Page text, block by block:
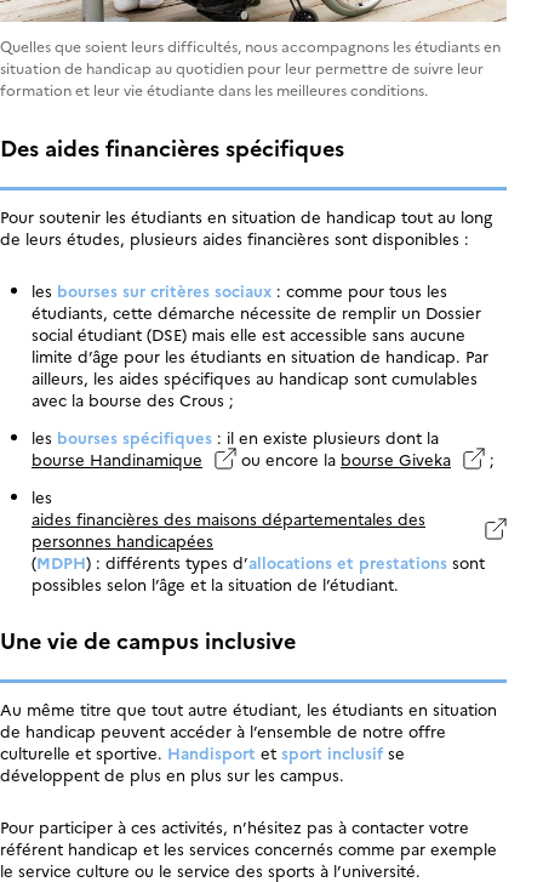
Quelles que soient leurs difficultés, nous accompagnons les étudiants en
situation de handicap au quotidien pour leur permettre de suivre leur
formation et leur vie étudiante dans les meilleures conditions.
Des aides financières spécifiques
Pour soutenir les étudiants en situation de handicap tout au long
de leurs études, plusieurs aides financières sont disponibles :
les bourses sur critères sociaux : comme pour tous les
étudiants, cette démarche nécessite de remplir un Dossier
social étudiant (DSE) mais elle est accessible sans aucune
limite d’âge pour les étudiants en situation de handicap. Par
ailleurs, les aides spécifiques au handicap sont cumulables
avec la bourse des Crous ;
les bourses spécifiques : il en existe plusieurs dont la
bourse Handinamique
ou encore la bourse Giveka
;
les
aides financières des maisons départementales des
personnes handicapées
(MDPH) : différents types d’allocations et prestations sont
possibles selon l’âge et la situation de l’étudiant.
Une vie de campus inclusive
Au même titre que tout autre étudiant, les étudiants en situation
de handicap peuvent accéder à l’ensemble de notre offre
culturelle et sportive. Handisport et sport inclusifse
développent de plus en plus sur les campus.
Pour participer à ces activités, n’hésitez pas à contacter votre
référent handicap et les services concernés comme par exemple
le service culture ou le service des sports à l’université.